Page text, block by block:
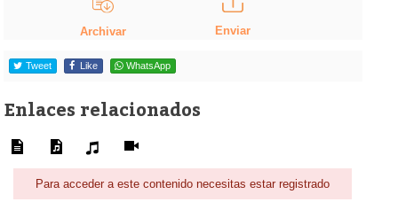
Archivar Enviar
Tweet Like WhatsApp
Enlaces relacionados
Para acceder a este contenido necesitas estar registrado